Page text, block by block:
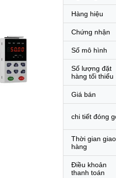
Hàng hiệu
Chứng nhận
Số mô hình
Số lượng đặt
hàng tối thiểu
Giá bán
chi tiết đóng
Thời gian giao
hàng
Điều khoản
thanh toán